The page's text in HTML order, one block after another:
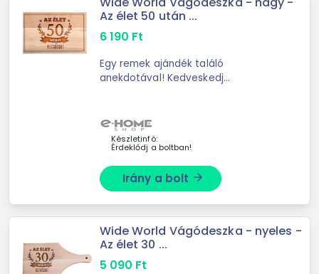
Az élet 50 után ...
6 190 Ft
Egy remek ajándék találó
anekdotával! Kedveskedj
remek ajándékkal! -Anyaga: B
Készletinfó:
Érdeklődj a boltban!
Irány a bolt arrow_forward
Wide World Vágódeszka - nyeles -
Az élet 30 ...
5 090 Ft